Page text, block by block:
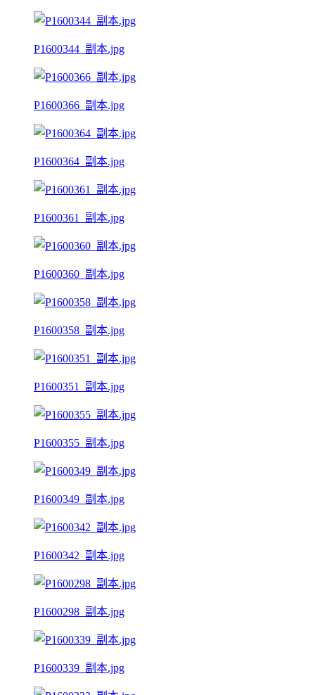
P1600344_副本.jpg
P1600366_副本.jpg
P1600364_副本.jpg
P1600361_副本.jpg
P1600360_副本.jpg
P1600358_副本.jpg
P1600351_副本.jpg
P1600355_副本.jpg
P1600349_副本.jpg
P1600342_副本.jpg
P1600298_副本.jpg
P1600339_副本.jpg